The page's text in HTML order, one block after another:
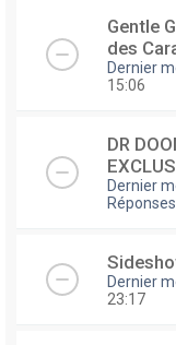
Gentle
des
Dernier
15:06
DR
Dernier
Dernier
23:17